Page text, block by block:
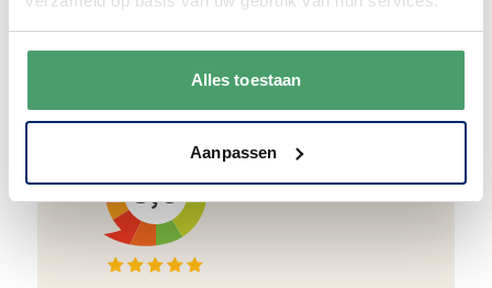
Alles toestaan
Aanpassen
Goede waardering
We krijgen een goede waardering van Onze